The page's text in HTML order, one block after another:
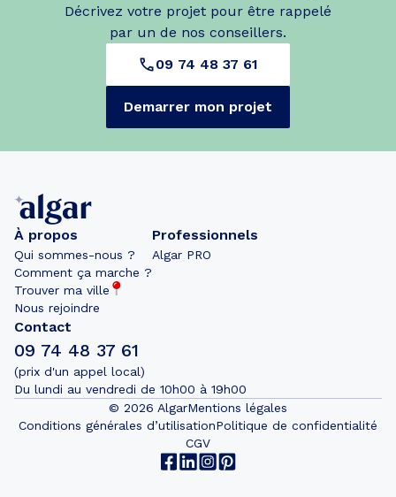
Décrivez votre projet pour être rappelé
par un de nos conseillers.
09 74 48 37 61
Demarrer mon projet
À propos
Qui sommes-nous ?
Comment ça marche ?
Trouver ma ville
Nous rejoindre
Professionnels
Algar PRO
Contact
09 74 48 37 61
(prix d'un appel local)
Du lundi au vendredi de 10h00 à 19h00
© 2026 AlgarMentions légales
Conditions générales d’utilisationPolitique de confidentialité
CGV